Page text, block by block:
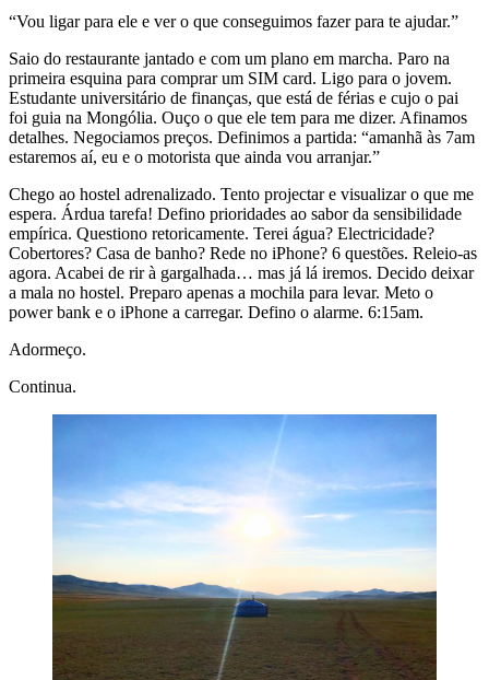
“Vou ligar para ele e ver o que conseguimos fazer para te ajudar.”
Saio do restaurante jantado e com um plano em marcha. Paro na
primeira esquina para comprar um SIM card. Ligo para o jovem.
Estudante universitário de finanças, que está de férias e cujo o pai
foi guia na Mongólia. Ouço o que ele tem para me dizer. Afinamos
detalhes. Negociamos preços. Definimos a partida: “amanhã às 7am
estaremos aí, eu e o motorista que ainda vou arranjar.”
Chego ao hostel adrenalizado. Tento projectar e visualizar o que me
espera. Árdua tarefa! Defino prioridades ao sabor da sensibilidade
empírica. Questiono retoricamente. Terei água? Electricidade?
Cobertores? Casa de banho? Rede no iPhone? 6 questões. Releio-as
agora. Acabei de rir à gargalhada… mas já lá iremos. Decido deixar
a mala no hostel. Preparo apenas a mochila para levar. Meto o
power bank e o iPhone a carregar. Defino o alarme. 6:15am.
Adormeço.
Continua.